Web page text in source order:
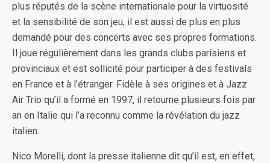
plus réputés de la scène internationale pour la virtuosité
et la sensibilité de son jeu, il est aussi de plus en plus
demandé pour des concerts avec ses propres formations.
Il joue régulièrement dans les grands clubs parisiens et
provinciaux et est sollicité pour participer à des festivals
en France et à l’étranger. Fidèle à ses origines et à Jazz
Air Trio qu’il a formé en 1997, il retourne plusieurs fois par
an en Italie qui l’a reconnu comme la révélation du jazz
italien.
Nico Morelli, dont la presse italienne dit qu’il est, en effet,